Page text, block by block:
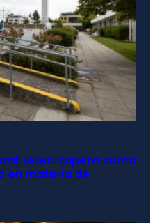
UdeC supera cuota
en materia de